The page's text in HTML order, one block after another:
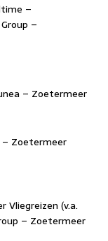
–
–
– Zoetermeer
– Zoetermeer
Vliegreizen (v.a.
– Zoetermeer